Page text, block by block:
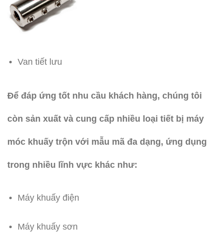
Van tiết lưu
Để đáp ứng tốt nhu cầu khách hàng, chúng tôi
còn sản xuất và cung cấp nhiều loại tiết bị máy
móc khuấy trộn với mẫu mã đa dạng, ứng dụng
trong nhiều lĩnh vực khác như:
Máy khuấy điện
Máy khuấy sơn